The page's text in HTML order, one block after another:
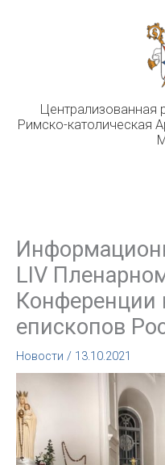
Централизованная
Римско-католическая
LIV
Конференции
епископов
Новости / 13.10.2021